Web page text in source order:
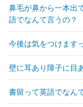
鼻毛が鼻から一本出
語でなんて言うの？
今後は気をつけます
壁に耳あり障子に目
書留って英語でなん